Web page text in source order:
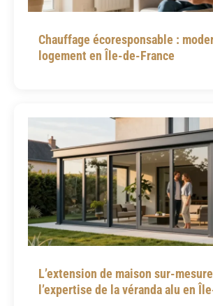
Chauffage écoresponsable :
logement en Île-de-France
L’extension de maison sur-
l’expertise de la véranda alu en